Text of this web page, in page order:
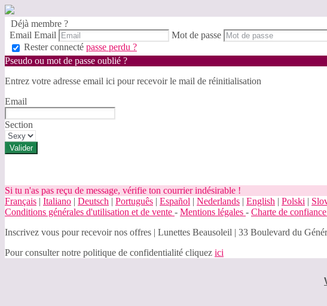
Déjà membre ?
Email Email Mot de passe
Rester connecté passe perdu ?
Pseudo ou mot de passe oublié ?
Entrez votre adresse email ici pour recevoir le mail de réinitialisation
Email
Section
Si tu n'as pas reçu de message, vérifie ton courrier indésirable !
Français | Italiano | Deutsch | Português | Español | Nederlands | English | Polski |
Conditions générales d'utilisation et de vente - Mentions légales - Charte de confiance
Inscrivez vous pour recevoir nos offres | Lunettes Beausoleil | 33 Boulevard du
Pour consulter notre politique de confidentialité cliquez ici